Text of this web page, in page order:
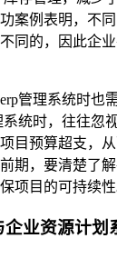
案例表明，不
同的，因此企
管理系统时也
系统时，往往忽
目预算超支，
期，要清楚了
项目的可持续性
业资源计划